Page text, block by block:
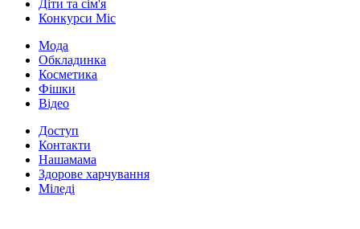
Діти та сім'я
Конкурси Міс
Мода
Обкладинка
Косметика
Фішки
Відео
Доступ
Контакти
Нашамама
Здорове харчування
Міледі